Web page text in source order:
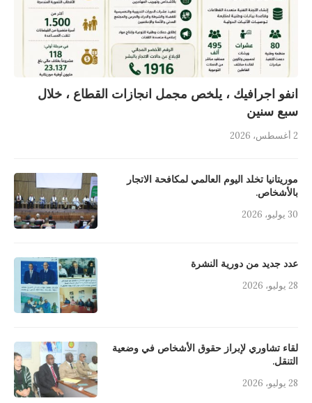
انفو اجرافيك ، يلخص مجمل انجازات القطاع ، خلال
سبع سنين
2 أغسطس، 2026
موريتانيا تخلد اليوم العالمي لمكافحة الاتجار
بالأشخاص.
30 يوليو، 2026
عدد جديد من دورية النشرة
28 يوليو، 2026
لقاء تشاوري لإبراز حقوق الأشخاص في وضعية
التنقل.
28 يوليو، 2026